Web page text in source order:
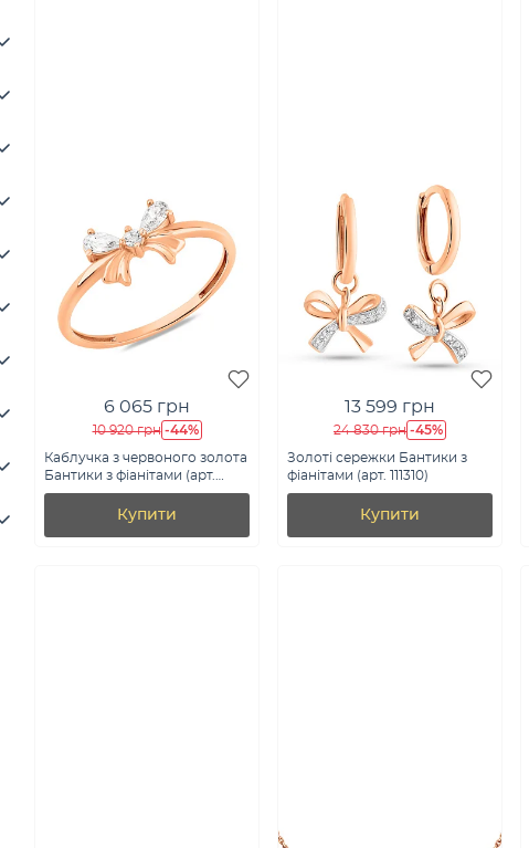
6 065 грн
10 920 грн -44%
Каблучка з червоного золота
Бантики з фіанітами (арт.
141321)
Купити
13 599 грн
24 830 грн -45%
Золоті сережки Бантики з
фіанітами (арт. 111310)
Купити